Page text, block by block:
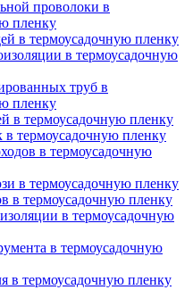
проволоки в
пленку
в термоусадочную пленку
в термоусадочную
труб в
пленку
в термоусадочную пленку
в термоусадочную пленку
в термоусадочную
в термоусадочную пленку
в термоусадочную пленку
в термоусадочную
в термоусадочную
в термоусадочную пленку